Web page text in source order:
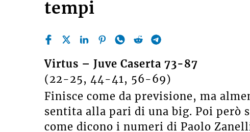
tempi
Virtus – Juve Caserta 73-87
(22-25, 44-41, 56-69)
Finisce come da previsione, ma
sentita alla pari di una big. Poi
come dicono i numeri di Paolo